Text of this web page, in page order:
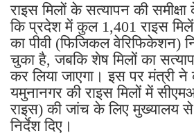
राइस मिलों के सत्यापन की समीक्षा
कि प्रदेश में कुल 1,401 राइस
का पीवी (फिजिकल वेरिफिकेशन)
चुका है, जबकि शेष मिलों का
कर लिया जाएगा। इस पर मंत्री
यमुनानगर की राइस मिलों में
राइस) की जांच के लिए मुख्यालय
निर्देश दिए।